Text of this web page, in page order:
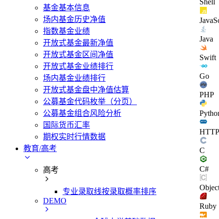
基金基本信息
场内基金历史净值
指数基金业绩
开放式基金最新净值
开放式基金区间净值
开放式基金业绩排行
场内基金业绩排行
开放式基金盘中净值估算
公募基金代码枚举（分页）
公募基金组合风险分析
国际货币汇率
期权实时行情数据
教育/高考
高考
专业录取线按录取概率排序
DEMO
Shell
Java
Swift
Go
PHP
HTTP
C
C#
Ruby